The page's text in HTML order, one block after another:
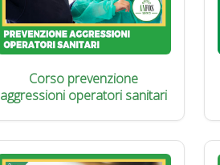
Corso prevenzione
aggressioni operatori sanitari